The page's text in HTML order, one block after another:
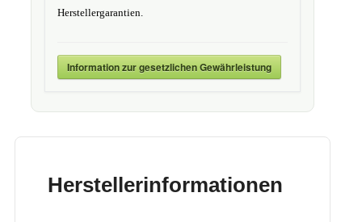
Herstellergarantien.
Information zur gesetzlichen Gewährleistung
Herstellerinformationen